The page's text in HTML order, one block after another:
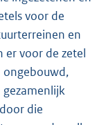
voor de
en
er voor de zetel
ongebouwd,
die